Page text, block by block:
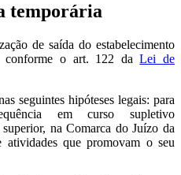
temporária
de saída do estabelecimento
conforme o art. 122 daLei de
seguintes hipóteses legais: para
em curso supletivo
na Comarca do Juízo da
que promovam o seu